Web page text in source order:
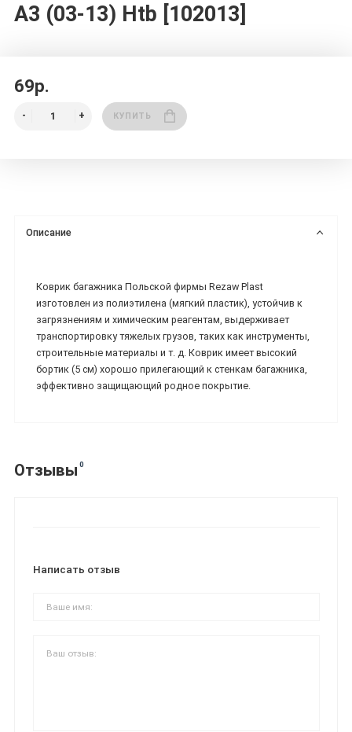
A3 (03-13) Htb [102013]
69р.
КУПИТЬ
Описание
Коврик багажника Польской фирмы Rezaw Plast
изготовлен из полиэтилена (мягкий пластик), устойчив к
загрязнениям и химическим реагентам, выдерживает
транспортировку тяжелых грузов, таких как инструменты,
строительные материалы и т. д. Коврик имеет высокий
бортик (5 см) хорошо прилегающий к стенкам багажника,
эффективно защищающий родное покрытие.
Отзывы 0
Написать отзыв